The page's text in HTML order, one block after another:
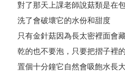
對了那天上課老師說菇類是在
洗了會破壞它的水份和甜度
只有金針菇因為長太密裡面會
乾的也不要泡，只要把摺子裡
置個十分鐘它自然會吸飽水長